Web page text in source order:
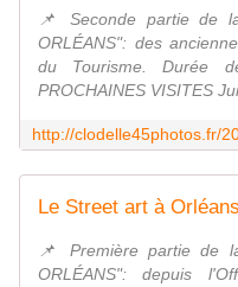
📌 Seconde partie de
ORLÉANS": des
du Tourisme.
PROCHAINES VISITES
📌 Première partie de
ORLÉANS": depuis